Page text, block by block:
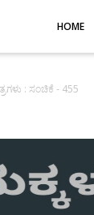
HOME
: ಸಂಚಿಕೆ - 455